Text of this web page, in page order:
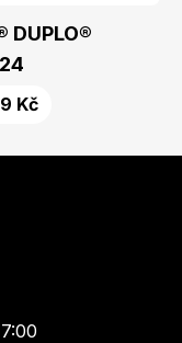
časopisy
DUPLO®
Kč